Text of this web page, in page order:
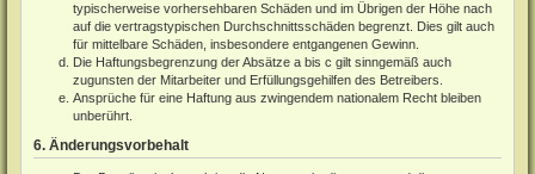
typischerweise vorhersehbaren Schäden und im Übrigen der Höhe nach
auf die vertragstypischen Durchschnittsschäden begrenzt. Dies gilt auch
für mittelbare Schäden, insbesondere entgangenen Gewinn.
Die Haftungsbegrenzung der Absätze a bis c gilt sinngemäß auch
zugunsten der Mitarbeiter und Erfüllungsgehilfen des Betreibers.
Ansprüche für eine Haftung aus zwingendem nationalem Recht bleiben
unberührt.
6. Änderungsvorbehalt